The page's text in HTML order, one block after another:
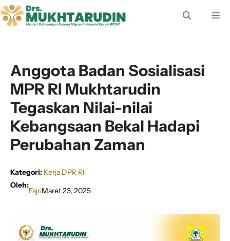
Langsung
ke
Anggota Badan Sosialisasi
MPR RI Mukhtarudin
Tegaskan Nilai-nilai
Kebangsaan Bekal Hadapi
Perubahan Zaman
Kategori: Kerja DPR RI
Oleh:
FajriMaret 23, 2025